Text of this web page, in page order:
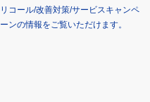
リコール/改善対策/サービスキャンペ
ーンの情報をご覧いただけます。